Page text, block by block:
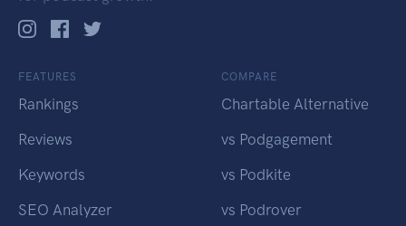
FEATURES
Rankings
Reviews
Keywords
SEO Analyzer
COMPARE
Chartable Alternative
vs Podgagement
vs Podkite
vs Podrover